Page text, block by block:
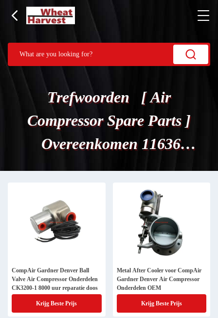
Trefwoorden [ Air
Compressor Spare Parts ]
Overeenkomen 11636
Producten.
CompAir Gardner Denver Ball
Valve Air Compressor Onderdelen
CK3200-1 8000 uur reparatie doos
Krijg Beste Prijs
Metal After Cooler voor CompAir
Gardner Denver Air Compressor
Onderdelen OEM
Krijg Beste Prijs